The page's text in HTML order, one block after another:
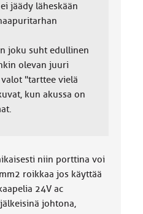
jäädy läheskään
joku suht edullinen
olevan juuri
"tarttee vielä
kun akussa on
niin porttina voi
roikkaa jos käyttää
24V ac
johtona,